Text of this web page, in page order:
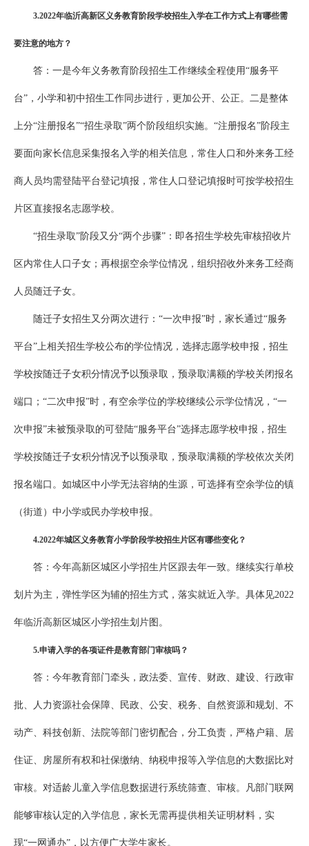
3.2022年临沂高新区义务教育阶段学校招生入学在工作方式上有哪些需
要注意的地方？
答：一是今年义务教育阶段招生工作继续全程使用“服务平
台”，小学和初中招生工作同步进行，更加公开、公正。二是整体
上分“注册报名”“招生录取”两个阶段组织实施。“注册报名”阶段主
要面向家长信息采集报名入学的相关信息，常住人口和外来务工经
商人员均需登陆平台登记填报，常住人口登记填报时可按学校招生
片区直接报名志愿学校。
“招生录取”阶段又分“两个步骤”：即各招生学校先审核招收片
区内常住人口子女；再根据空余学位情况，组织招收外来务工经商
人员随迁子女。
随迁子女招生又分两次进行：“一次申报”时，家长通过“服务
平台”上相关招生学校公布的学位情况，选择志愿学校申报，招生
学校按随迁子女积分情况予以预录取，预录取满额的学校关闭报名
端口；“二次申报”时，有空余学位的学校继续公示学位情况，“一
次申报”未被预录取的可登陆“服务平台”选择志愿学校申报，招生
学校按随迁子女积分情况予以预录取，预录取满额的学校依次关闭
报名端口。如城区中小学无法容纳的生源，可选择有空余学位的镇
（街道）中小学或民办学校申报。
4.2022年城区义务教育小学阶段学校招生片区有哪些变化？
答：今年高新区城区小学招生片区跟去年一致。继续实行单校
划片为主，弹性学区为辅的招生方式，落实就近入学。具体见2022
年临沂高新区城区小学招生划片图。
5.申请入学的各项证件是教育部门审核吗？
答：今年教育部门牵头，政法委、宣传、财政、建设、行政审
批、人力资源社会保障、民政、公安、税务、自然资源和规划、不
动产、科技创新、法院等部门密切配合，分工负责，严格户籍、居
住证、房屋所有权和社保缴纳、纳税申报等入学信息的大数据比对
审核。对适龄儿童入学信息数据进行系统筛查、审核。凡部门联网
能够审核认定的入学信息，家长无需再提供相关证明材料，实
现“一网通办”，以方便广大学生家长。